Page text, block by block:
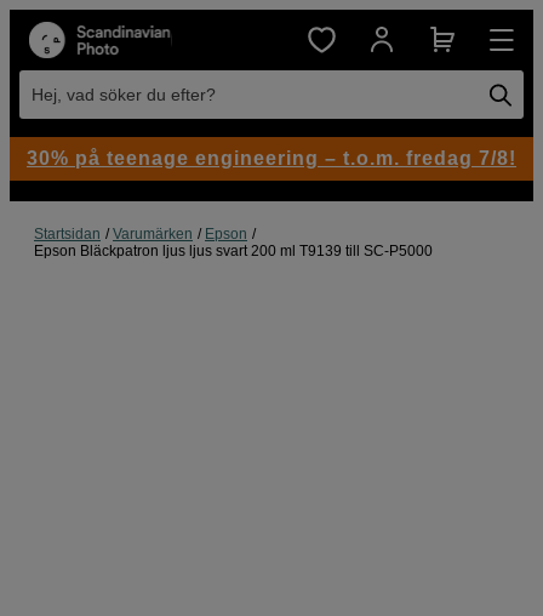
Hej, vad söker du efter?
Startsidan Varumärken
Epson
Epson Bläckpatron ljus ljus svart 200 ml T9139 till SC-P5000
30% på teenage engineering – t.o.m. fredag 7/8!